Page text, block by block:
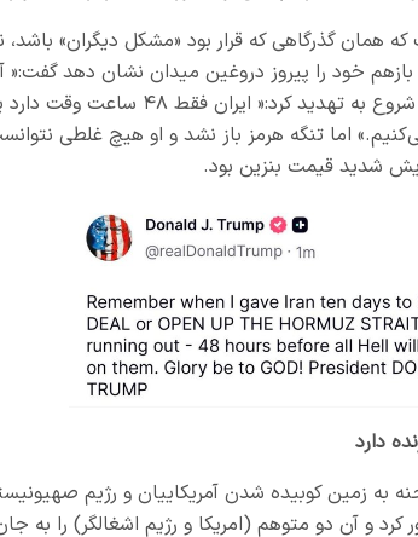
همان گذرگاهی که قرار بود «مشکل دیگران»
بازهم خود را پیروز دروغین میدان نشان دهد گفت:«
کارش جلو نرفت، شروع به
اما تنگه هرمز باز نشد و او هیچ غلطی
شدید قیمت بنزین بود.
دارد
به زمین کوبیده شدن آمریکاییان و رژیم
کرد و آن دو متوهم (امریکا و رژیم اشغالگر) را به